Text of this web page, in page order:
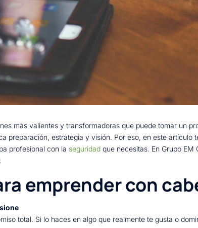
más valientes y transformadoras que puede tomar un
preparación, estrategia y visión. Por eso, en este artículo
profesional con la seguridad que necesitas. En Grupo
emprender con
total. Si lo haces en algo que realmente te gusta o